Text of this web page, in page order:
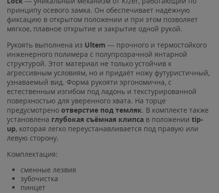
принципу осевого замка. Он обеспечивает надёжную
фиксацию в открытом положении и при этом позволяет
мягкое, плавное открытие и закрытие одной рукой.
Рукоять выполнена из Ultem — прочного и термостойкого
инженерного полимера с полупрозрачной янтарной
структурой. Этот материал не только устойчив к
агрессивным условиям, но и придаёт ножу футуристичный,
узнаваемый вид. Форма рукояти эргономична, с
естественным изгибом под ладонь и текстурированной
поверхностью для уверенного хвата. На торце
предусмотрено отверстие под темляк. В комплекте также
установлена глубокая съёмная клипса в положении tip-
up, которая легко переустанавливается под правую или
левую сторону.
Комплектация:
сменные лезвия
зубочистка
пинцет